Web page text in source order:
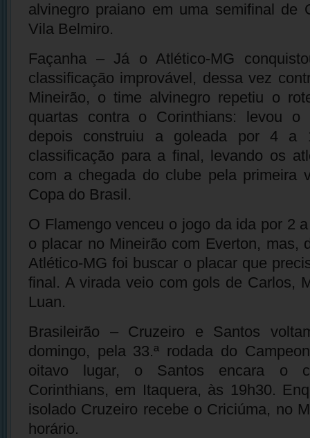
alvinegro praiano em uma semifinal de
Vila Belmiro.
Façanha – Já o Atlético-MG
classificação improvável, dessa vez
Mineirão, o time alvinegro repetiu o
quartas contra o Corinthians: levou o
depois construiu a goleada por 4 a
classificação para a final, levando os
com a chegada do clube pela primeira
Copa do Brasil.
O Flamengo venceu o jogo da ida por 2
o placar no Mineirão com Everton, mas,
Atlético-MG foi buscar o placar que
final. A virada veio com gols de Carlos,
Luan.
Brasileirão – Cruzeiro e Santos
domingo, pela 33.ª rodada do
oitavo lugar, o Santos encara o
Corinthians, em Itaquera, às 19h30.
isolado Cruzeiro recebe o Criciúma, no
horário.